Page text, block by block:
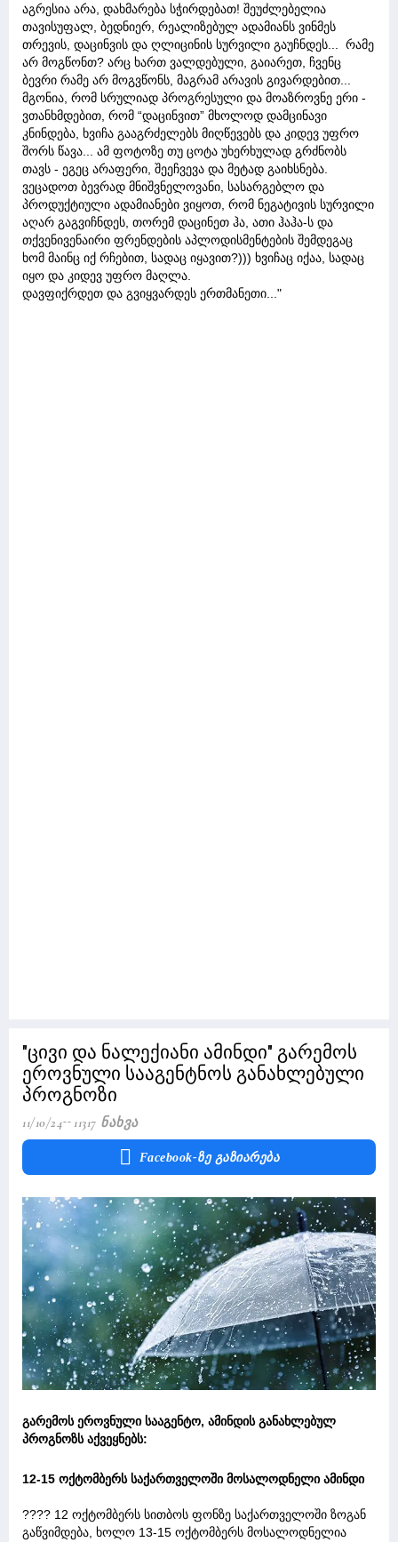
აგრესია არა, დახმარება სჭირდებათ! შეუძლებელია
თავისუფალ, ბედნიერ, რეალიზებულ ადამიანს ვინმეს
თრევის, დაცინვის და ღლიცინის სურვილი გაუჩნდეს... რამე
არ მოგწონთ? არც ხართ ვალდებული, გაიარეთ, ჩვენც
ბევრი რამე არ მოგვწონს, მაგრამ არავის გივარდებით...
მგონია, რომ სრულიად პროგრესული და მოაზროვნე ერი -
ვთანხმდებით, რომ “დაცინვით” მხოლოდ დამცინავი
კნინდება, ხვიჩა გააგრძელებს მიღწევებს და კიდევ უფრო
შორს წავა... ამ ფოტოზე თუ ცოტა უხერხულად გრძნობს
თავს - ეგეც არაფერი, შეეჩვევა და მეტად გაიხსნება.
ვეცადოთ ბევრად მნიშვნელოვანი, სასარგებლო და
პროდუქტიული ადამიანები ვიყოთ, რომ ნეგატივის სურვილი
აღარ გაგვიჩნდეს, თორემ დაცინეთ ჰა, ათი ჰაჰა-ს და
თქვენივენაირი ფრენდების აპლოდისმენტების შემდეგაც
ხომ მაინც იქ რჩებით, სადაც იყავით?))) ხვიჩაც იქაა, სადაც
იყო და კიდევ უფრო მაღლა.
დავფიქრდეთ და გვიყვარდეს ერთმანეთი..."
"ცივი და ნალექიანი ამინდი" გარემოს
ეროვნული სააგენტნოს განახლებული
პროგნოზი
11/10/24 11317 Ნახვა
Facebook-Ზე Გაზიარება
გარემოს ეროვნული სააგენტო, ამინდის განახლებულ
პროგნოზს აქვეყნებს:
12-15 ოქტომბერს საქართველოში მოსალოდნელი ამინდი
???? 12 ოქტომბერს სითბოს ფონზე საქართველოში ზოგან
გაწვიმდება, ხოლო 13-15 ოქტომბერს მოსალოდნელია